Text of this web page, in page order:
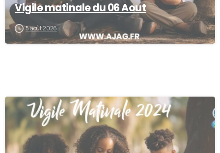
Vigile matinale du 06 Aout
5 août 2026